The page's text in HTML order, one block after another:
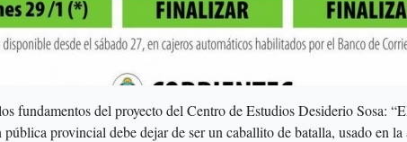
fundamentos del proyecto del Centro de Estudios Desiderio Sosa:
provincial debe dejar de ser un caballito de batalla, usado en la